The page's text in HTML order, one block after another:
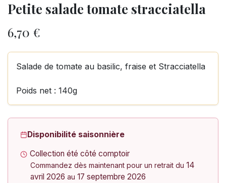
Petite salade tomate stracciatella
6,70 €
Salade de tomate au basilic, fraise et Stracciatella
Poids net : 140g
Disponibilité saisonnière
Collection été côté comptoir
Commandez dès maintenant pour un retrait du 14
avril 2026 au 17 septembre 2026